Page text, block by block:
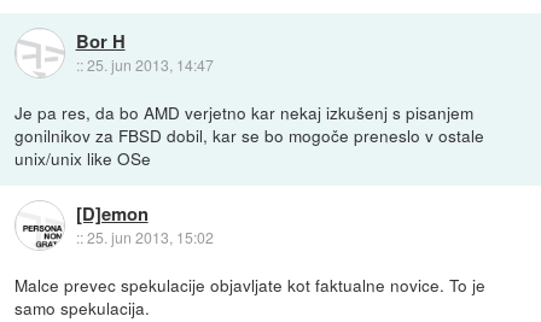
Bor H
::25. jun 2013, 14:47
Je pa res, da bo AMD verjetno kar nekaj izkušenj s pisanjem
gonilnikov za FBSD dobil, kar se bo mogoče preneslo v ostale
unix/unix like OSe
[D]emon
::25. jun 2013, 15:02
Malce prevec spekulacije objavljate kot faktualne novice. To je
samo spekulacija.